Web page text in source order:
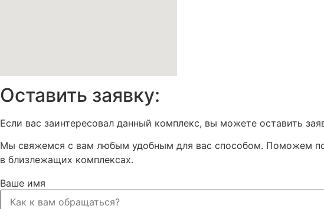
Оставить заявку:
Если вас заинтересовал данный комплекс, вы можете оставить
Мы свяжемся с вам любым удобным для вас способом. Поможем
в близлежащих комплексах.
Ваше имя